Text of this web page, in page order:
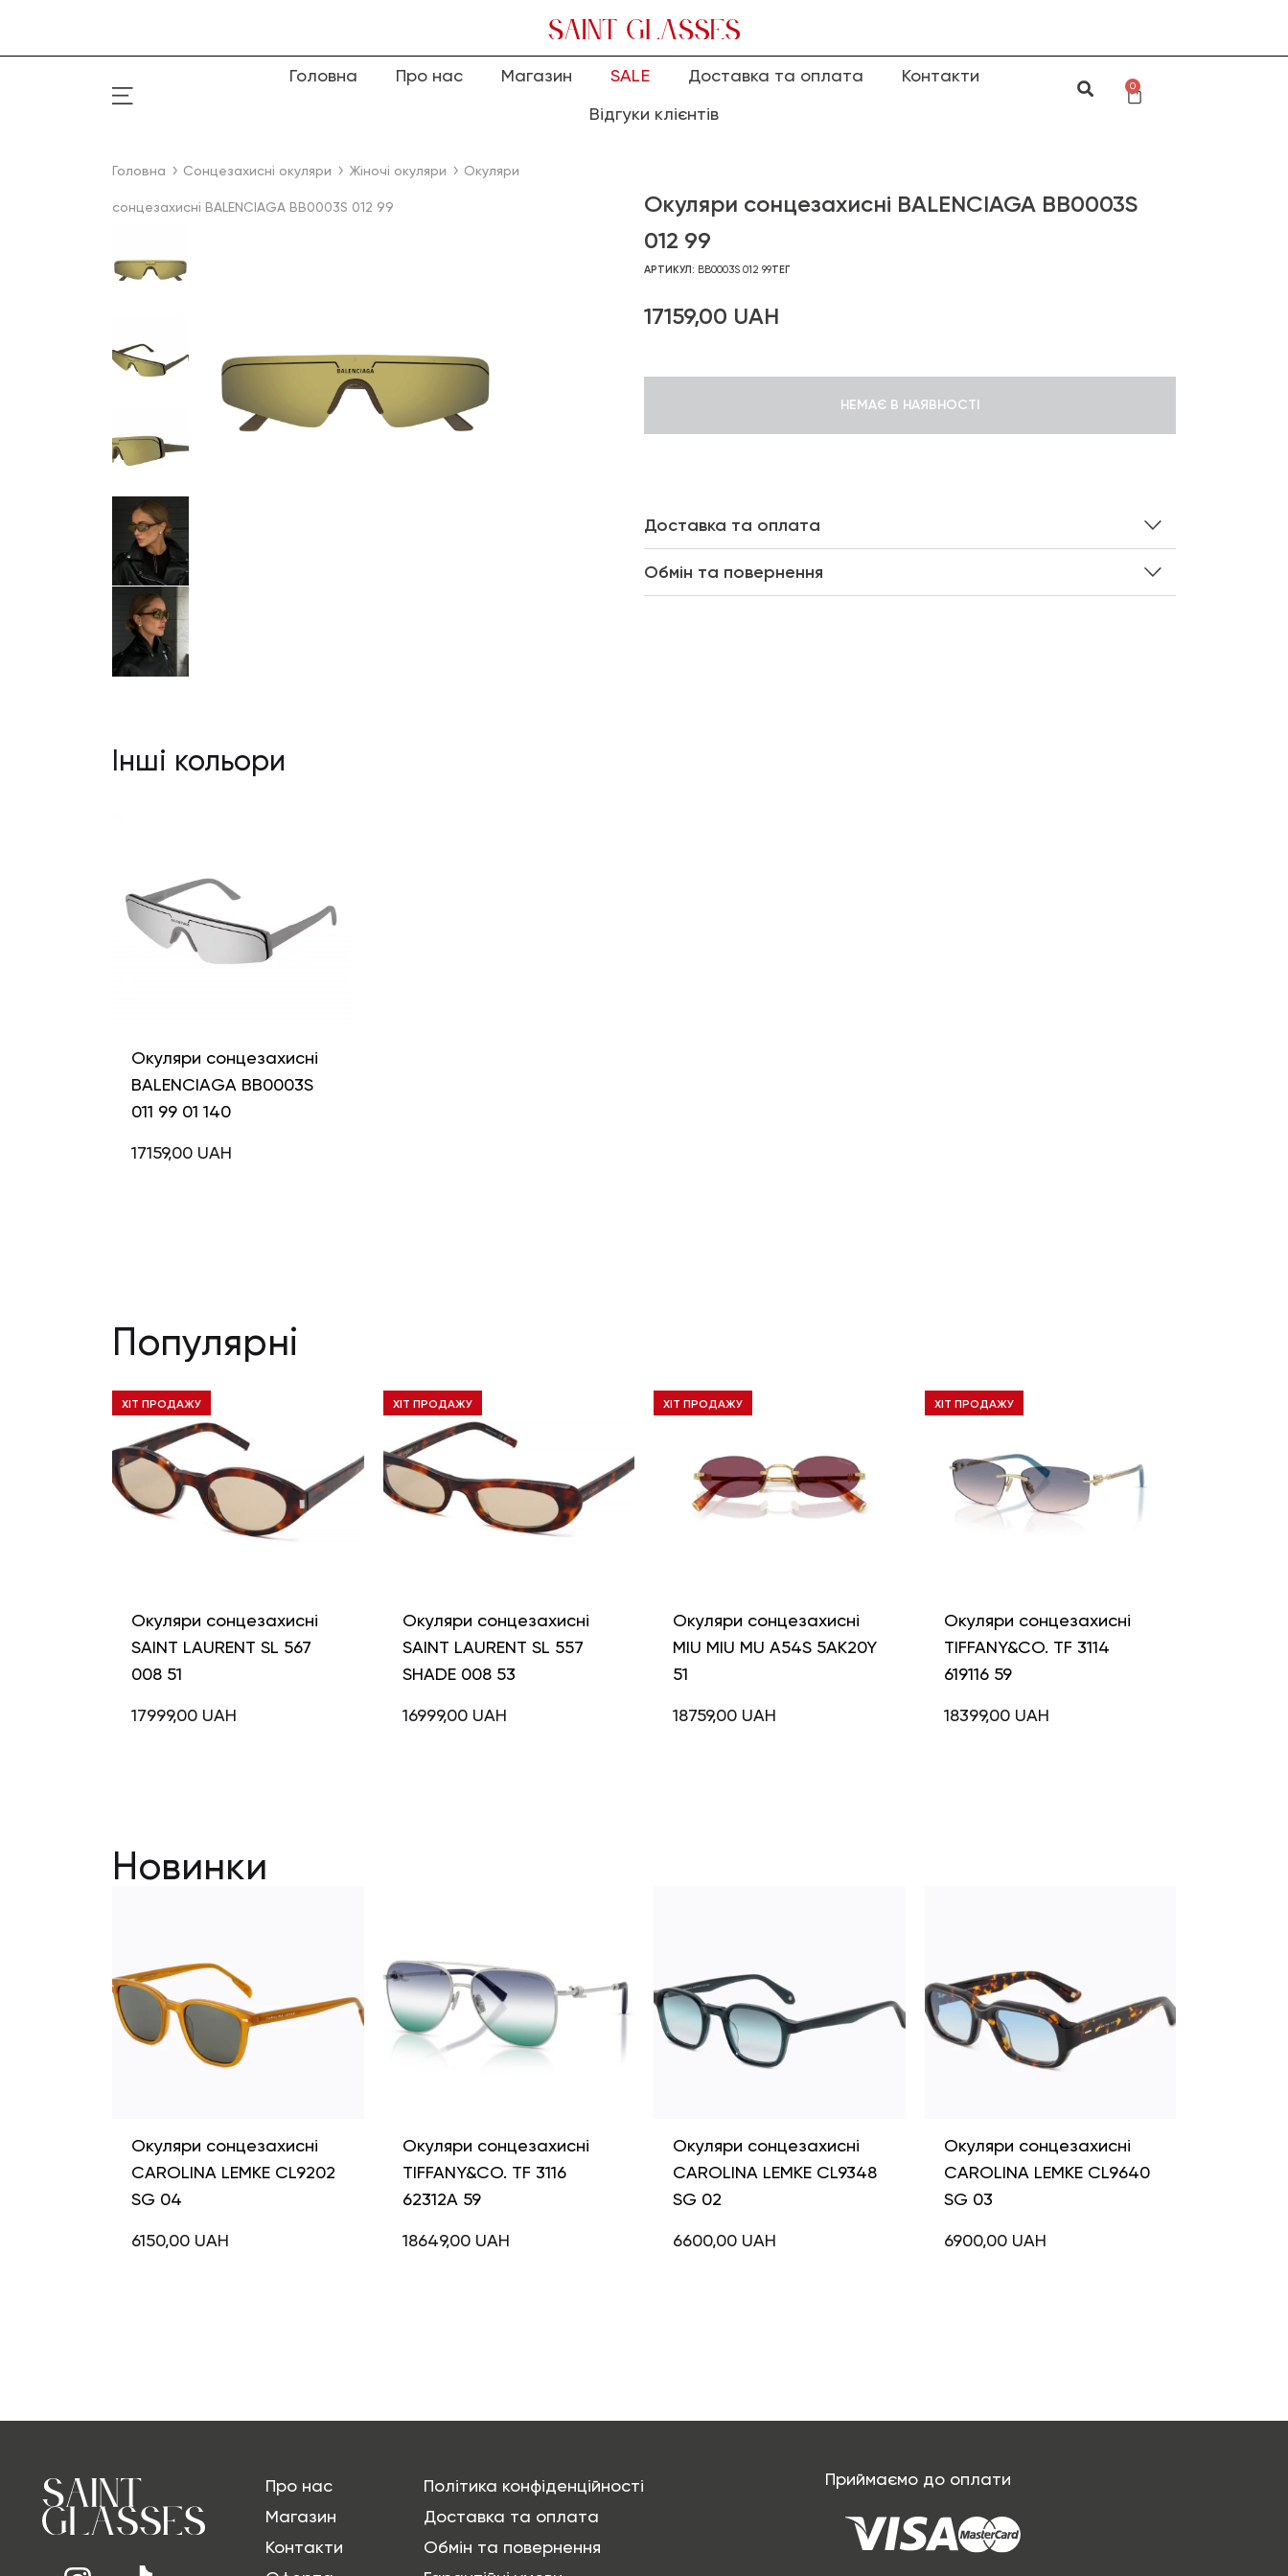
Головна Про нас Магазин SALE Доставка та оплата
Контакти
Відгуки клієнтів
0
Головна Сонцезахисні окуляри Жіночі окуляри Окуляри
сонцезахисні BALENCIAGA BB0003S 012 99
Окуляри сонцезахисні BALENCIAGA BB0003S
012 99
АРТИКУЛ: BB0003S 012 99ТЕГ
17159,00 UAH
НЕМАЄ В НАЯВНОСТІ
Доставка та оплата
Обмін та повернення
Інші кольори
Окуляри сонцезахисні
BALENCIAGA BB0003S
011 99 01 140
17159,00 UAH
Популярні
ХІТ ПРОДАЖУ
Окуляри сонцезахисні
SAINT LAURENT SL 567
008 51
17999,00 UAH
ХІТ ПРОДАЖУ
Окуляри сонцезахисні
SAINT LAURENT SL 557
SHADE 008 53
16999,00 UAH
ХІТ ПРОДАЖУ
Окуляри сонцезахисні
MIU MIU MU A54S 5AK20Y
51
18759,00 UAH
ХІТ ПРОДАЖУ
Окуляри сонцезахисні
TIFFANY&CO. TF 3114
619116 59
18399,00 UAH
Новинки
Окуляри сонцезахисні
CAROLINA LEMKE CL9202
SG 04
6150,00 UAH
Окуляри сонцезахисні
TIFFANY&CO. TF 3116
62312A 59
18649,00 UAH
Окуляри сонцезахисні
CAROLINA LEMKE CL9348
SG 02
6600,00 UAH
Окуляри сонцезахисні
CAROLINA LEMKE CL9640
SG 03
6900,00 UAH
Про нас
Магазин
Контакти
Політика конфіденційності
Доставка та оплата
Обмін та повернення
Приймаємо до оплати